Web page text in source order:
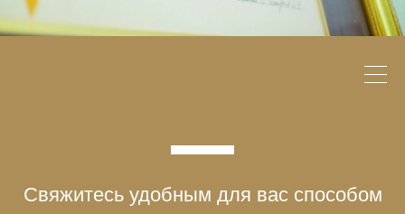
Свяжитесь удобным для вас способом